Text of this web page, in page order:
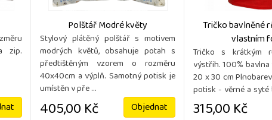
zip.
Polštář Modré květy
Stylový plátěný polštář s motivem
modrých květů, obsahuje potah s
předtištěným vzorem o rozměru
40x40cm a výplň. Samotný potisk je
umístěn v pře ...
405,00 Kč Objednat
Tričko bavlněné
vlastním
Tričko s krátkým
výstřih. 100%
20 x 30 cm
potisk - věrné a
...
315,00 Kč